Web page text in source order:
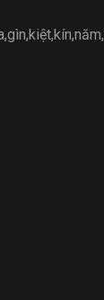
,gìn,kiệt,kín,năm,